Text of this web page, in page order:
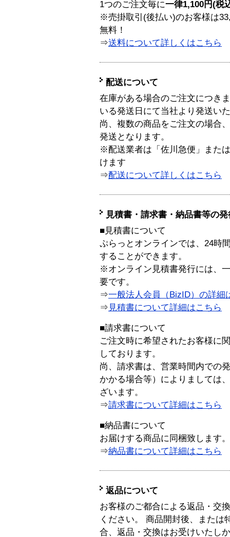
1つのご注文毎に一律1,100円(税
※売掛取引(後払い)のお客様は
無料！
⇒送料について詳しくはこちら
配送について
在庫がある場合のご注文につき
いる発送日にて当社より発送い
尚、複数の商品をご注文の場合
発送となります。
※配送業者は「佐川急便」また
けます
⇒配送について詳しくはこちら
見積書・請求書・納品書等の
■見積書について
ぷらっとオンラインでは、24時
することができます。
※オンライン見積書発行には、
要です。
⇒一般法人会員（BizID）の詳細
⇒ 見積書について詳細はこちら
■請求書について
ご注文時に希望されたお客様に
しております。
尚、請求書は、営業時間内での
かかる場合等）によりましては
ざいます。
⇒請求書について詳細はこちら
■納品書について
お届けする商品に同梱致します。
⇒納品書について詳細はこちら
返品について
お客様のご都合による返品・交
ください。 商品開封後、または
合、返品・交換はお受けいたし